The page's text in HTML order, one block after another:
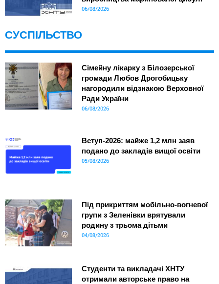
06/08/2026
СУСПІЛЬСТВО
Сімейну лікарку з Білозерської
громади Любов Дрогобицьку
нагородили відзнакою Верховної
Ради України
06/08/2026
Вступ-2026: майже 1,2 млн заяв
подано до закладів вищої освіти
05/08/2026
Під прикриттям мобільно-вогневої
групи з Зеленівки врятували
родину з трьома дітьми
04/08/2026
Студенти та викладачі ХНТУ
отримали авторське право на